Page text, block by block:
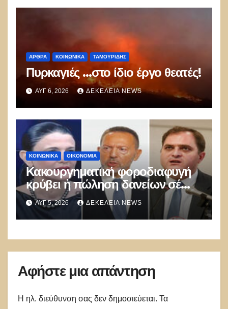
ΑΡΘΡΑ ΚΟΙΝΩΝΙΚΑ ΤΑΜΟΥΡΊΔΗΣ
Πυρκαγιές …στο ίδιο έργο θεατές!
ΑΥΓ 6, 2026 ΔΕΚΈΛΕΙΑ NEWS
ΚΟΙΝΩΝΙΚΑ ΟΙΚΟΝΟΜΙΑ
Κακουργηματική φοροδιαφυγή
κρύβει ἡ πώληση δανείων σέ
funds
ΑΥΓ 5, 2026 ΔΕΚΈΛΕΙΑ NEWS
Αφήστε μια απάντηση
Η ηλ. διεύθυνση σας δεν δημοσιεύεται. Τα